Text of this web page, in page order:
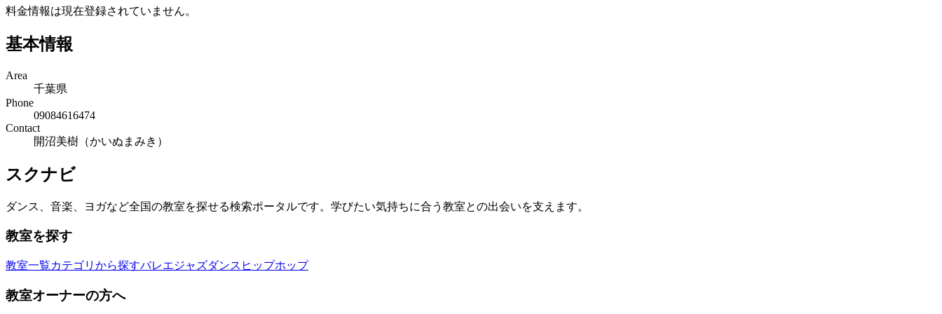
料金情報は現在登録されていません。
基本情報
Area
千葉県
Phone
09084616474
Contact
開沼美樹（かいぬまみき）
スクナビ
ダンス、音楽、ヨガなど全国の教室を探せる検索ポータルです。学びたい気持ちに合う教室との出会いを支えます。
教室を探す
教室一覧カテゴリから探すバレエジャズダンス ヒップホップ
教室オーナーの方へ